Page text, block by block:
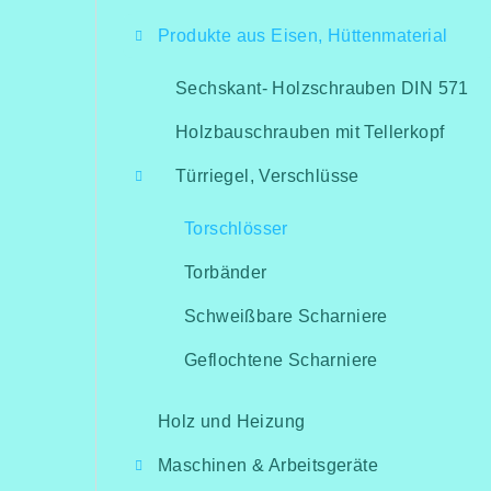
Produkte aus Eisen, Hüttenmaterial
Sechskant- Holzschrauben DIN 571
Holzbauschrauben mit Tellerkopf
Türriegel, Verschlüsse
Torschlösser
Torbänder
Schweißbare Scharniere
Geflochtene Scharniere
Holz und Heizung
Maschinen & Arbeitsgeräte